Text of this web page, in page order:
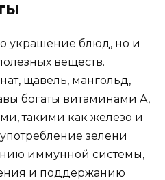
украшение блюд, но и
веществ.
щавель, мангольд,
богаты витаминами A,
такими как железо и
зелени
иммунной системы,
и поддержанию